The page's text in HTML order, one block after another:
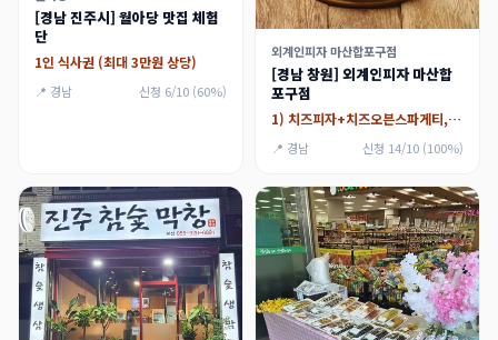
[경남 진주시] 월아당 맛집 체험
단
1인 식사권 (최대 3만원 상당)
📍 경남 신청 6/10 (60%)
외계인피자 마산합포구점
[경남 창원] 외계인피자 마산합
포구점
1) 치즈피자+치즈오븐스파게티,2) 페퍼로니 반반피자+치즈오븐스파게티
📍 경남 신청 14/10 (100%)